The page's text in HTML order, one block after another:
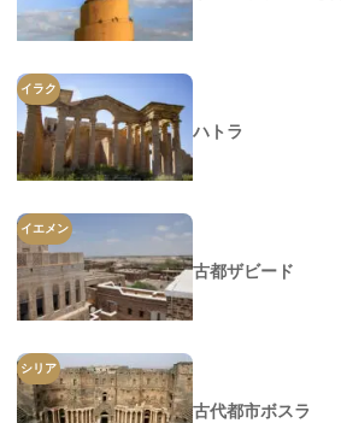
イラク
ハトラ
イエメン
古都ザビード
シリア
古代都市ボスラ